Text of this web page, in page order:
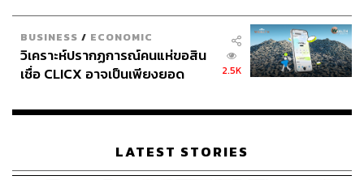
BUSINESS / ECONOMIC
วิเคราะห์ปรากฏการณ์คนแห่ขอสิน
เชื่อ CLICX อาจเป็นเพียงยอด
เรือนไทยที่ถูกซุกไว้
2.5K
LATEST STORIES